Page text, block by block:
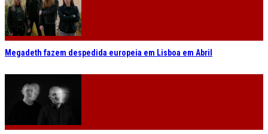
Megadeth fazem despedida europeia em Lisboa em Abril